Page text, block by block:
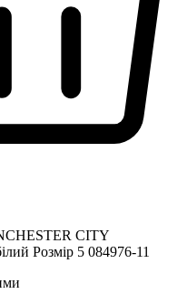
CITY
Розмір 5 084976-11